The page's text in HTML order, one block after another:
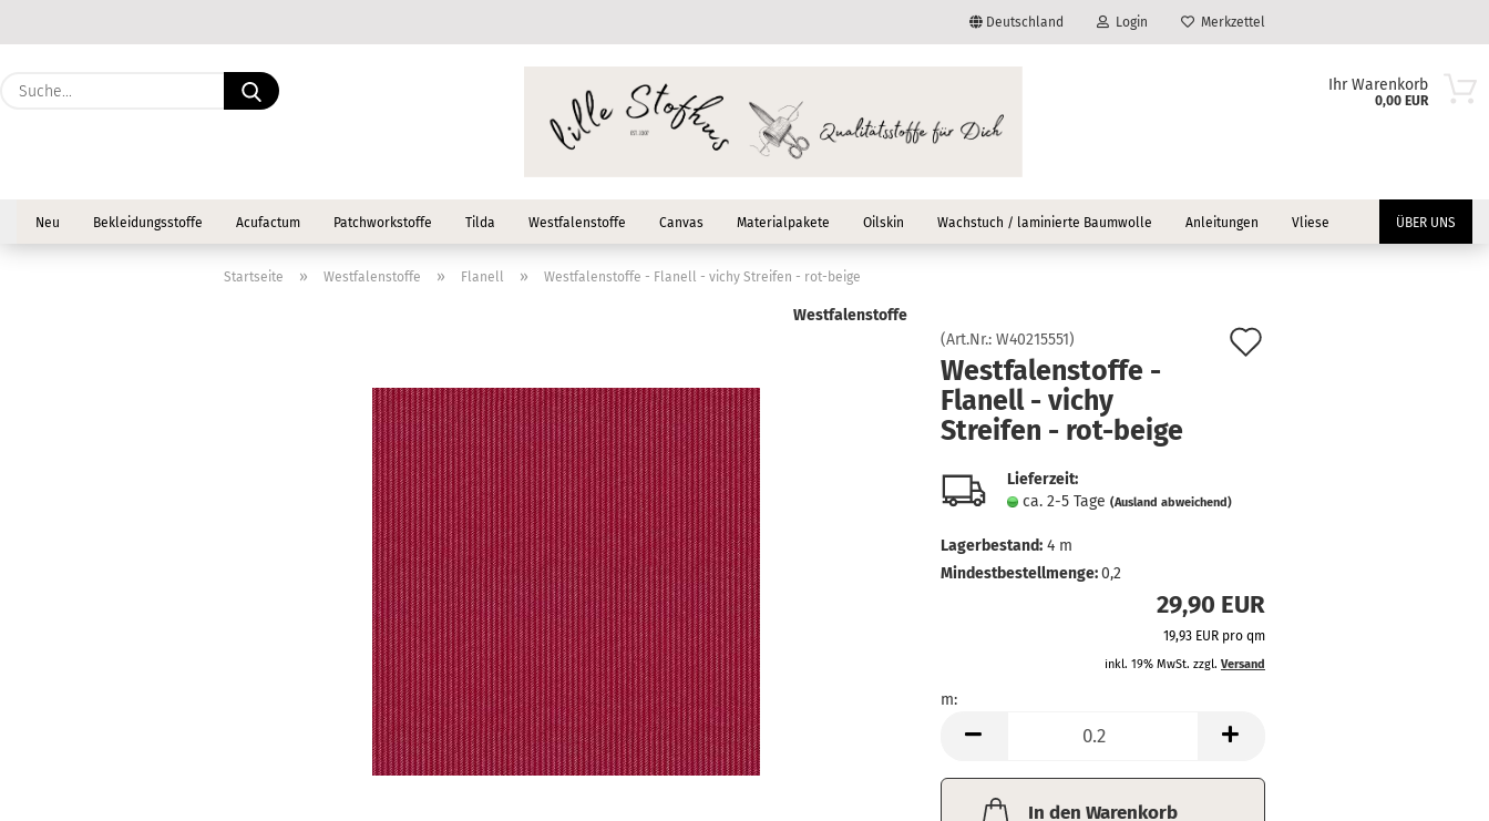
Deutschland Login
E-Mail
Passwort
Konto erstellen
Passwort vergessen?
Merkzettel
Suche... Ihr Warenkorb
0,00 EUR
Neu Bekleidungsstoffe Acufactum Patchworkstoffe Tilda Westfalenstoffe Canvas Materialpakete Oilskin Wachstuch / laminierte Baumwolle Anleitungen Vliese ÜBER UNS
Startseite » Westfalenstoffe » Flanell » Westfalenstoffe - Flanell - vichy Streifen - rot-beige
Westfalenstoffe
(Art.Nr.: W40215551)
Westfalenstoffe -
Flanell - vichy
Streifen - rot-beige
Lieferzeit:
ca. 2-5 Tage (Ausland abweichend)
Lagerbestand: 4 m
Mindestbestellmenge:0,2
29,90 EUR
19,93 EUR pro qm
inkl. 19% MwSt. zzgl. Versand
m:
In den Warenkorb